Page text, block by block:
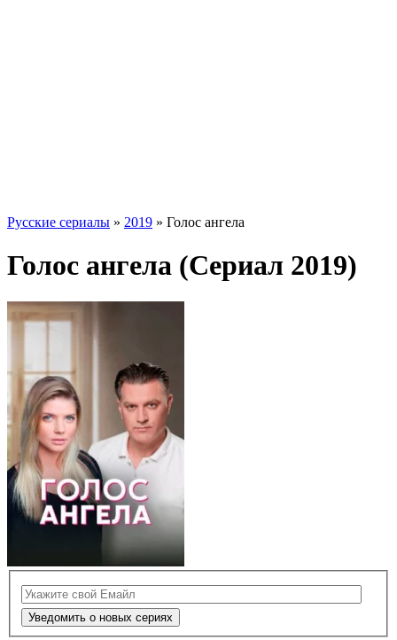
Русские сериалы » 2019 » Голос ангела
Голос ангела (Сериал 2019)
Уведомить о новых сериях